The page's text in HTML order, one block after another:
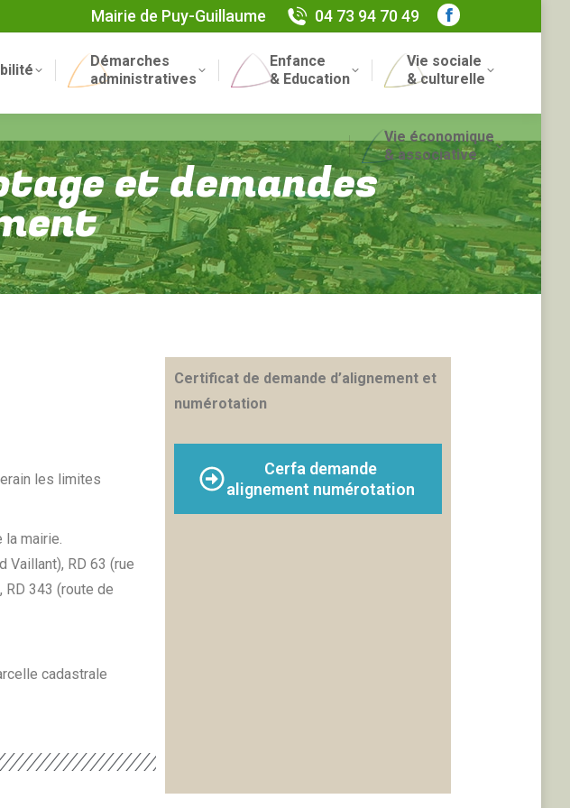
Mairie de Puy-Guillaume 04 73 94 70 49
Démarches
administratives
Enfance
& Education
Vie sociale
& culturelle
Vie économique
& associative
et demandes
les limites
la mairie.
Vaillant), RD 63 (rue
RD 343 (route de
cadastrale
Certificat de demande d’alignement et
numérotation
Cerfa demande
alignement numérotation